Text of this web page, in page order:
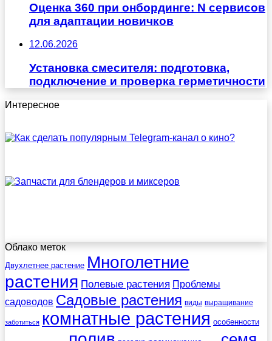
Оценка 360 при онбординге: N сервисов
для адаптации новичков
12.06.2026
Установка смесителя: подготовка,
подключение и проверка герметичности
Интересное
Облако меток
Двухлетнее растение Многолетние
растения Полевые растения Проблемы
садоводов Садовые растения виды выращивание
заботиться комнатные растения особенности